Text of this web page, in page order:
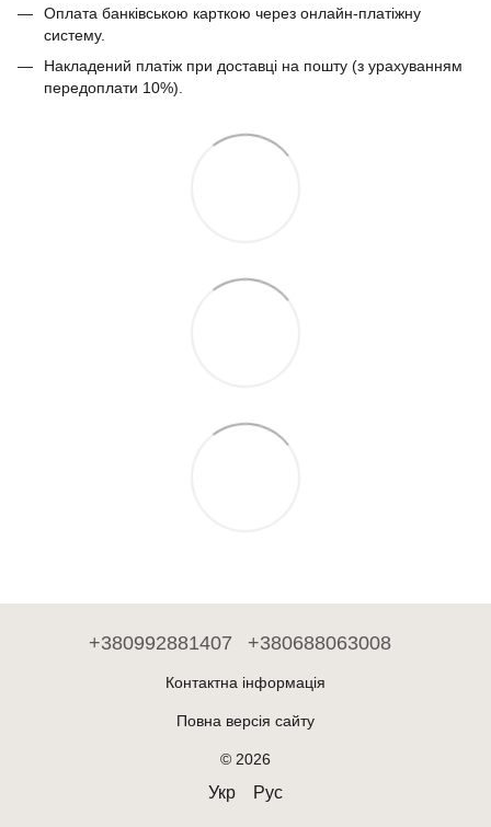
Оплата банківською карткою через онлайн-платіжну
систему.
Накладений платіж при доставці на пошту (з урахуванням
передоплати 10%).
+380992881407 +380688063008
Контактна інформація
Повна версія сайту
© 2026
Укр Рус